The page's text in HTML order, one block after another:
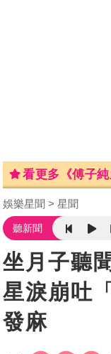
看更多《傅子
娛樂星聞 星聞
聽新聞
坐月子聽
星淚崩吐
發麻